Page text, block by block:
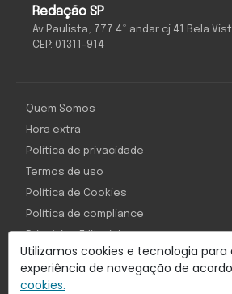
Utilizamos cookies e tecnologia para
experiência de navegação de
cookies.
Redação SP
Av Paulista, 777 4º andar cj 41 Bela
CEP: 01311-914
Quem Somos
Hora extra
Política de privacidade
Termos de uso
Política de Cookies
Política de compliance
Princípios Editoriais
Perguntas Frequentes